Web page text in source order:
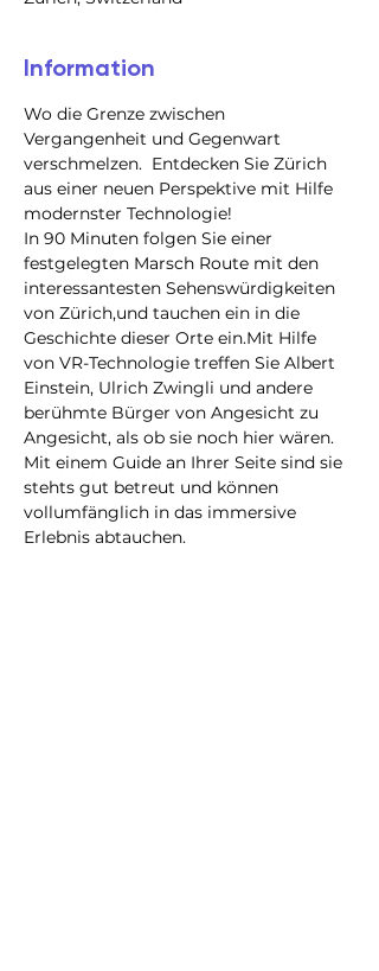
Information
Wo die Grenze zwischen
Vergangenheit und Gegenwart
verschmelzen.  Entdecken Sie Zürich
aus einer neuen Perspektive mit Hilfe
modernster Technologie!
In 90 Minuten folgen Sie einer
festgelegten Marsch Route mit den
interessantesten Sehenswürdigkeiten
von Zürich,und tauchen ein in die
Geschichte dieser Orte ein.Mit Hilfe
von VR-Technologie treffen Sie Albert
Einstein, Ulrich Zwingli und andere
berühmte Bürger von Angesicht zu
Angesicht, als ob sie noch hier wären.
Mit einem Guide an Ihrer Seite sind sie
stehts gut betreut und können
vollumfänglich in das immersive
Erlebnis abtauchen.